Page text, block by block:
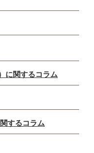
に関するコラム
するコラム